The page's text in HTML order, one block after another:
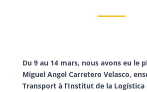
Du 9 au 14 mars, nous avons eu le
Miguel Angel Carretero Velasco,
Transport à l’Institut de la Logística